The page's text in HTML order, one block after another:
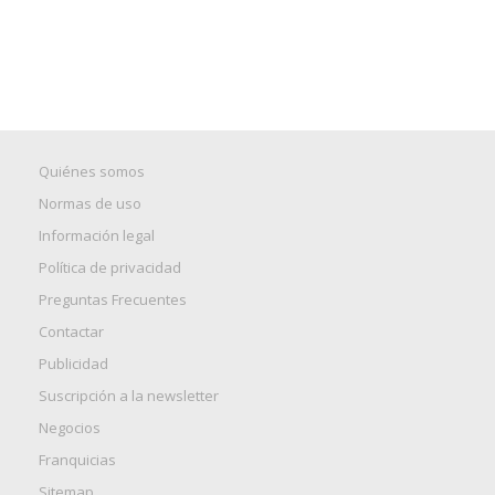
Quiénes somos
Normas de uso
Información legal
Política de privacidad
Preguntas Frecuentes
Contactar
Publicidad
Suscripción a la newsletter
Negocios
Franquicias